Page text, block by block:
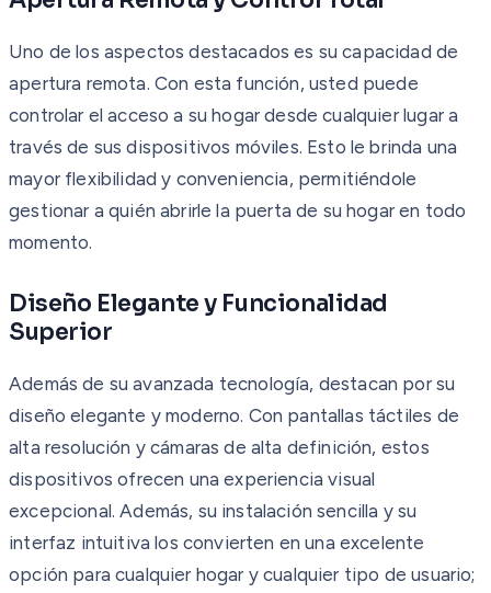
Uno de los aspectos destacados es su capacidad de
apertura remota. Con esta función, usted puede
controlar el acceso a su hogar desde cualquier lugar a
través de sus dispositivos móviles. Esto le brinda una
mayor flexibilidad y conveniencia, permitiéndole
gestionar a quién abrirle la puerta de su hogar en todo
momento.
Diseño Elegante y Funcionalidad
Superior
Además de su avanzada tecnología, destacan por su
diseño elegante y moderno. Con pantallas táctiles de
alta resolución y cámaras de alta definición, estos
dispositivos ofrecen una experiencia visual
excepcional. Además, su instalación sencilla y su
interfaz intuitiva los convierten en una excelente
opción para cualquier hogar y cualquier tipo de usuario;